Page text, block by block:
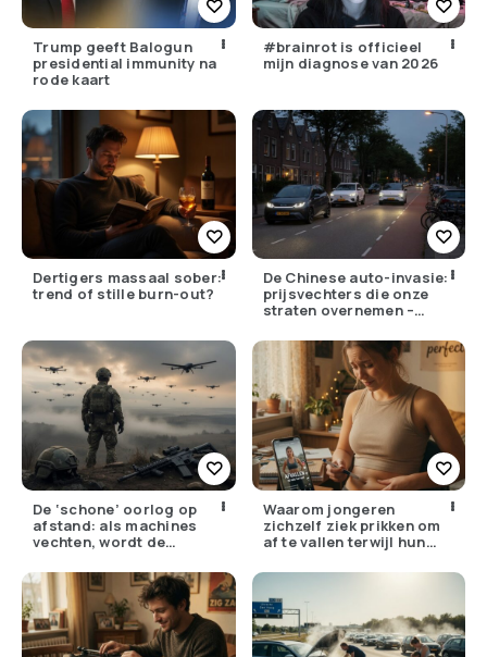
Trump geeft Balogun
presidential immunity na
rode kaart
#brainrot is officieel
mijn diagnose van 2026
Dertigers massaal sober:
trend of stille burn-out?
De Chinese auto-invasie:
prijsvechters die onze
straten overnemen –
écht?
De ‘schone’ oorlog op
afstand: als machines
vechten, wordt de
lager
Waarom jongeren
zichzelf ziek prikken om
af te vallen terwijl hun
bellen